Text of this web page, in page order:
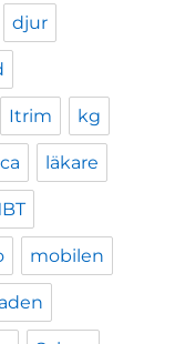
djur
Itrim kg
läkare
mobilen